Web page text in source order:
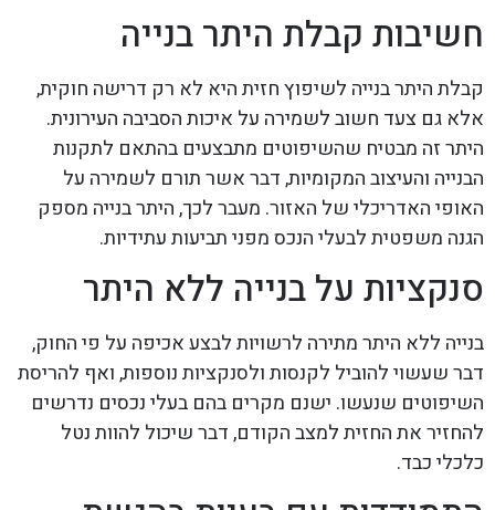
חשיבות קבלת היתר בנייה
קבלת היתר בנייה לשיפוץ חזית היא לא רק דרישה חוקית,
אלא גם צעד חשוב לשמירה על איכות הסביבה העירונית.
היתר זה מבטיח שהשיפוטים מתבצעים בהתאם לתקנות
הבנייה והעיצוב המקומיות, דבר אשר תורם לשמירה על
האופי האדריכלי של האזור. מעבר לכך, היתר בנייה מספק
הגנה משפטית לבעלי הנכס מפני תביעות עתידיות.
סנקציות על בנייה ללא היתר
בנייה ללא היתר מתירה לרשויות לבצע אכיפה על פי החוק,
דבר שעשוי להוביל לקנסות ולסנקציות נוספות, ואף להריסת
השיפוטים שנעשו. ישנם מקרים בהם בעלי נכסים נדרשים
להחזיר את החזית למצב הקודם, דבר שיכול להוות נטל
כלכלי כבד.